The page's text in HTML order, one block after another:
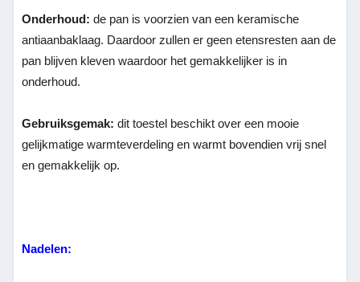
Onderhoud:de pan is voorzien van een keramische
antiaanbaklaag. Daardoor zullen er geen etensresten aan de
pan blijven kleven waardoor het gemakkelijker is in
onderhoud.
Gebruiksgemak:dit toestel beschikt over een mooie
gelijkmatige warmteverdeling en warmt bovendien vrij snel
en gemakkelijk op.
Nadelen: